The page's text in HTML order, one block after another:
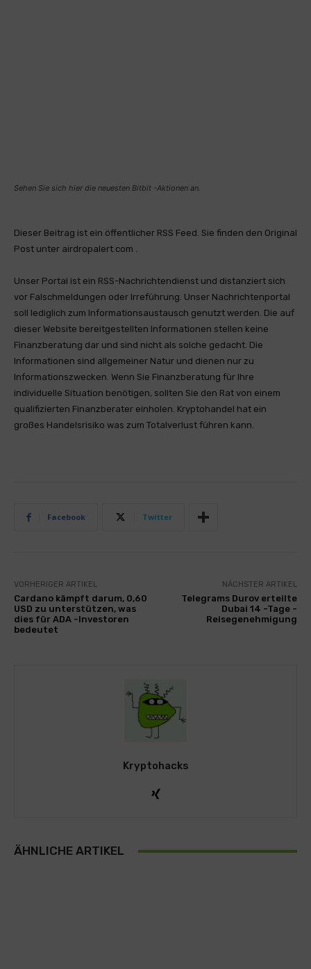
Sehen Sie sich hier die neuesten Bitbit -Aktionen an.
Dieser Beitrag ist ein öffentlicher RSS Feed. Sie finden den Original
Post unter airdropalert.com .
Unser Portal ist ein RSS-Nachrichtendienst und distanziert sich
vor Falschmeldungen oder Irreführung. Unser Nachrichtenportal
soll lediglich zum Informationsaustausch genutzt werden. Die auf
dieser Website bereitgestellten Informationen stellen keine
Finanzberatung dar und sind nicht als solche gedacht. Die
Informationen sind allgemeiner Natur und dienen nur zu
Informationszwecken. Wenn Sie Finanzberatung für Ihre
individuelle Situation benötigen, sollten Sie den Rat von einem
qualifizierten Finanzberater einholen. Kryptohandel hat ein
großes Handelsrisiko was zum Totalverlust führen kann.
Facebook Twitter
VORHERIGER ARTIKEL
Cardano kämpft darum, 0,60
USD zu unterstützen, was
dies für ADA -Investoren
bedeutet
NÄCHSTER ARTIKEL
Telegrams Durov erteilte
Dubai 14 -Tage -
Reisegenehmigung
Kryptohacks
ÄHNLICHE ARTIKEL